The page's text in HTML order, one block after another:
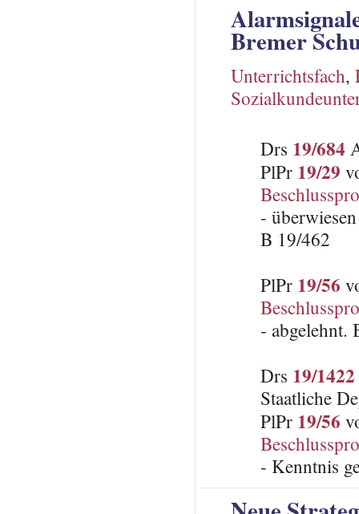
Bremer
Unterrichtsfach,
Drs 19/684
PlPr 19/29
-
B 19/462
PlPr 19/56
- abgelehnt.
Drs 19/1422
Staatliche
PlPr 19/56
- Kenntnis